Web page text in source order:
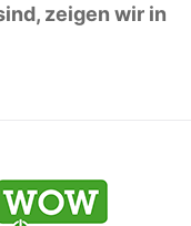
zeigen wir in